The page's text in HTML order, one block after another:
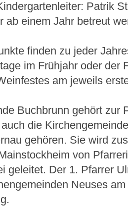
Patrik
ab einem Jahr betreut
finden zu jeder
im Frühjahr oder der
am jeweils
Buchbrunn gehört zur
die
gehören. Sie wird
von
geleitet. Der 1. Pfarrer
Neuses